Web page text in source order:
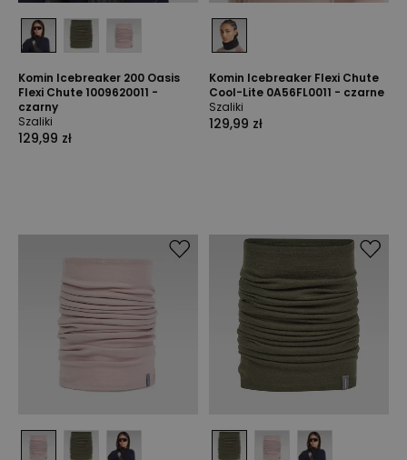
Komin Icebreaker 200 Oasis
Flexi Chute 1009620011 -
czarny
Szaliki
129,99 zł
Komin Icebreaker Flexi Chute
Cool-Lite 0A56FL0011 - czarne
Szaliki
129,99 zł